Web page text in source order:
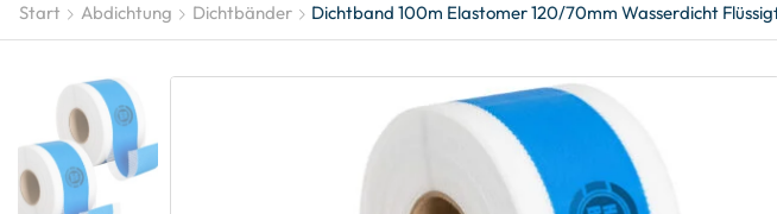
Start Abdichtung Dichtbänder Dichtband 100m Elastomer 120/70mm Wasserdicht